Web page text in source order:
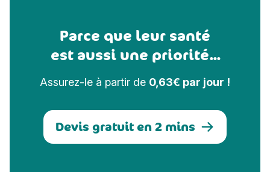
Parce que leur santé
est aussi une priorité...
Assurez-le à partir de 0,63€ par jour !
Devis gratuit en 2 mins